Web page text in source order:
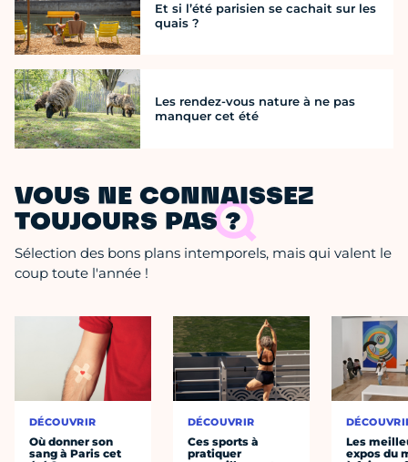
Et si l’été parisien se cachait sur les
quais ?
Les rendez-vous nature à ne pas
manquer cet été
VOUS NE CONNAISSEZ
TOUJOURS PAS ?
Sélection des bons plans intemporels, mais qui valent le
coup toute l'année !
DÉCOUVRIR
Où donner son
sang à Paris cet
DÉCOUVRIR
Ces sports à
pratiquer
Les
expos du